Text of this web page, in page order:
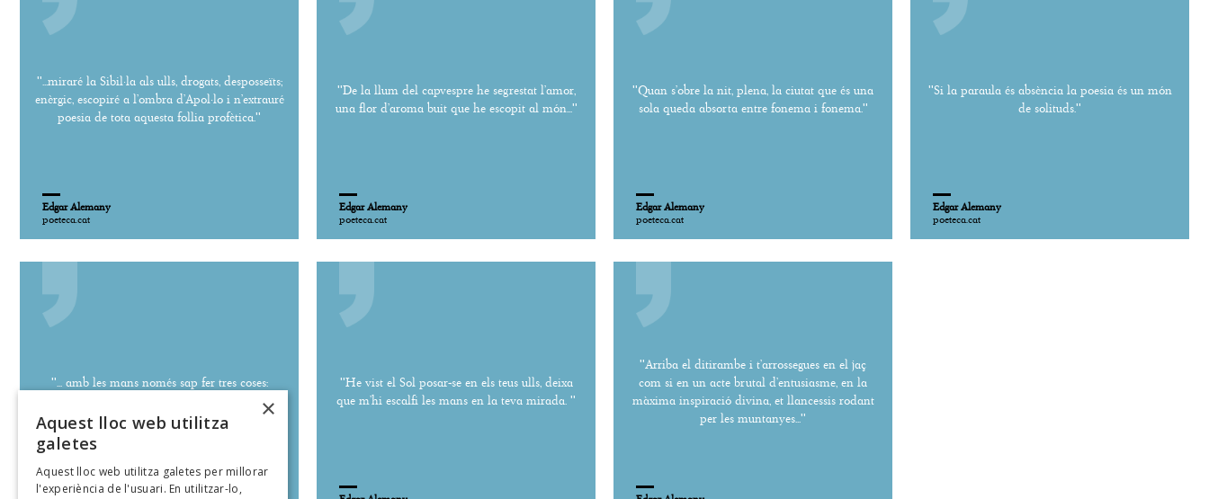
''...miraré la Sibil·la als ulls, drogats, desposseïts;
enèrgic, escopiré a l’ombra d’Apol·lo i n’extrauré
poesia de tota aquesta follia profètica.''
Edgar Alemany
poeteca.cat
''De la llum del capvespre he segrestat l’amor,
una flor d’aroma buit que he escopit al món...''
Edgar Alemany
poeteca.cat
''Quan s’obre la nit, plena, la ciutat que és una
sola queda absorta entre fonema i fonema.''
Edgar Alemany
poeteca.cat
''Si la paraula és absència la poesia és un món
de solituds.''
Edgar Alemany
poeteca.cat
''... amb les mans només sap fer tres coses:
''He vist el Sol posar-se en els teus ulls, deixa
que m’hi escalfi les mans en la teva mirada. ''
''Arriba el ditirambe i t’arrossegues en el jaç
com si en un acte brutal d’entusiasme, en la
màxima inspiració divina, et llancessis rodant
per les muntanyes...''
×
Aquest lloc web utilitza
galetes
Aquest lloc web utilitza galetes per millorar
l'experiència de l'usuari. En utilitzar-lo,